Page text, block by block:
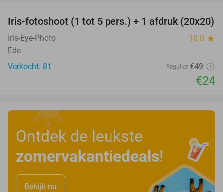
51%
Iris-fotoshoot (1 tot 5 pers.) + 1 afdruk (20x20)
Iris-Eye-Photo 10.0 star
Ede
Verkocht: 81
Regulier €49
€24
Ontdek de leukste
zomervakantiedeals!
Bekijk nu